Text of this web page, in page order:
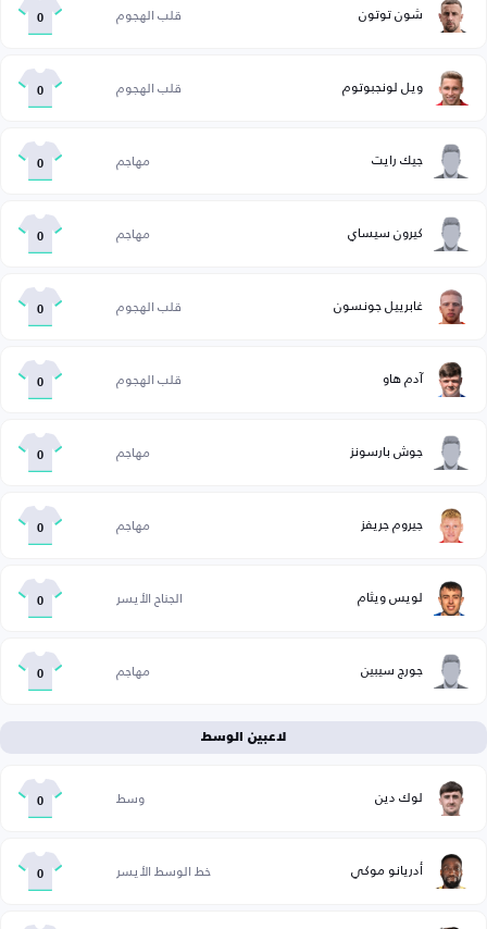
شون توتون قلب الهجوم 0
ويل لونجبوتوم قلب الهجوم 0
جيك رايت مهاجم 0
كيرون سيساي مهاجم 0
غابرييل جونسون قلب الهجوم 0
آدم هاو قلب الهجوم 0
جوش بارسونز مهاجم 0
جيروم جريفز مهاجم 0
لويس ويثام الجناح الأيسر 0
جورج سيبين مهاجم 0
لاعبين الوسط
لوك دين وسط 0
أدريانو موكي خط الوسط الأيسر 0